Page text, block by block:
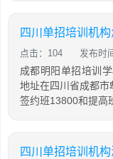
点击：104 发布时
成都明阳单招培训
地址在四川省成都
签约班13800和提高